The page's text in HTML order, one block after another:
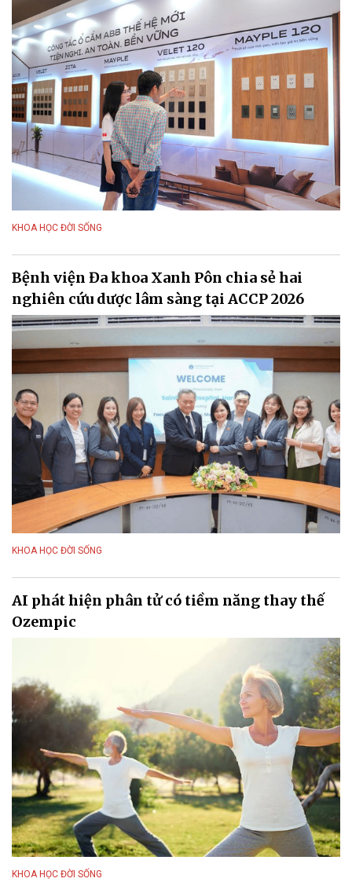
KHOA HỌC ĐỜI SỐNG
Bệnh viện Đa khoa Xanh Pôn chia sẻ hai
nghiên cứu dược lâm sàng tại ACCP 2026
KHOA HỌC ĐỜI SỐNG
AI phát hiện phân tử có tiềm năng thay thế
Ozempic
KHOA HỌC ĐỜI SỐNG